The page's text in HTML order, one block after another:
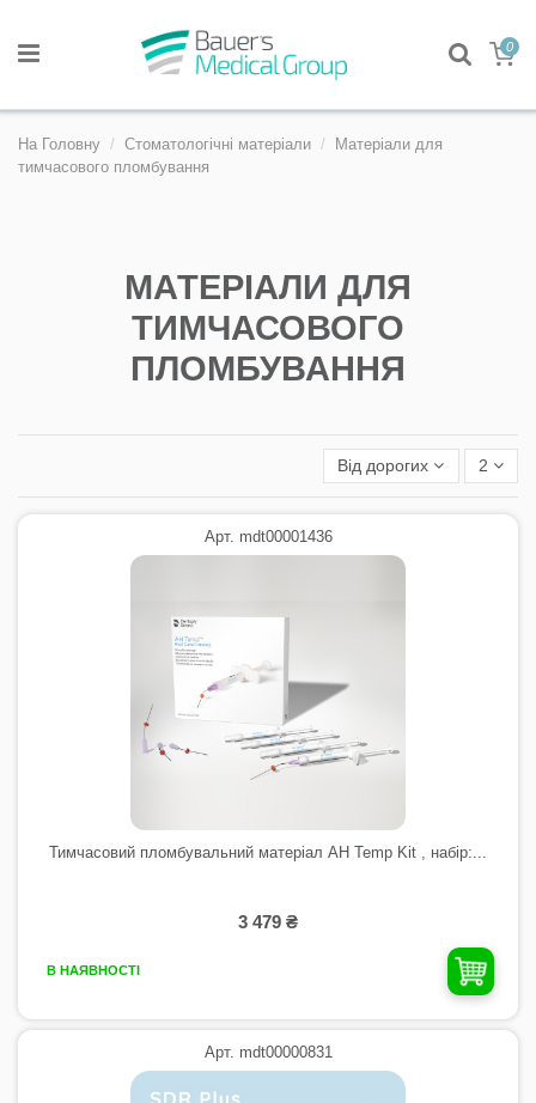
0
На Головну Стоматологічні матеріали
Матеріали для
тимчасового пломбування
МАТЕРІАЛИ ДЛЯ
ТИМЧАСОВОГО
ПЛОМБУВАННЯ
Від дорогих 2
Арт. mdt00001436
Тимчасовий пломбувальний матеріал AH Temp Kit , набір:...
3 479 ₴
В НАЯВНОСТІ
Арт. mdt00000831